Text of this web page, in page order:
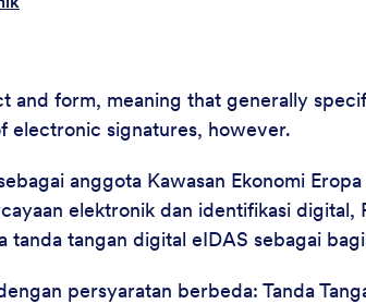
form, meaning that generally
electronic signatures, however.
anggota Kawasan Ekonomi
elektronik dan identifikasi
tangan digital eIDAS sebagai
persyaratan berbeda: Tanda